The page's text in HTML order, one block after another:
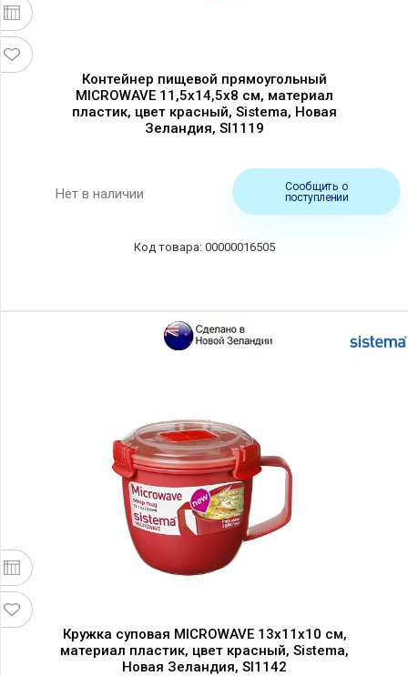
Контейнер пищевой прямоугольный
MICROWAVE 11,5х14,5х8 см, материал
пластик, цвет красный, Sistema, Новая
Зеландия, SI1119
Нет в наличии
Сообщить о
поступлении
00000016505
Кружка суповая MICROWAVE 13х11х10 см,
материал пластик, цвет красный, Sistema,
Новая Зеландия, SI1142